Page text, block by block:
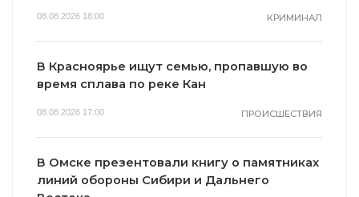
08.08.2026 18:00 КРИМИНАЛ
В Красноярье ищут семью, пропавшую во
время сплава по реке Кан
08.08.2026 17:00 ПРОИСШЕСТВИЯ
В Омске презентовали книгу о памятниках
линий обороны Сибири и Дальнего